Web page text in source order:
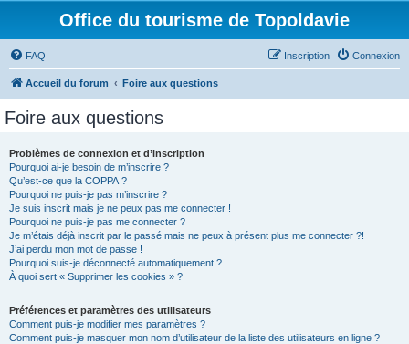
Office du tourisme de Topoldavie
FAQ Connexion
Inscription
Accueil du forum Foire aux questions
Foire aux questions
Problèmes de connexion et d’inscription
Pourquoi ai-je besoin de m’inscrire ?
Qu’est-ce que la COPPA ?
Pourquoi ne puis-je pas m’inscrire ?
Je suis inscrit mais je ne peux pas me connecter !
Pourquoi ne puis-je pas me connecter ?
Je m’étais déjà inscrit par le passé mais ne peux à présent plus me connecter ?!
J’ai perdu mon mot de passe !
Pourquoi suis-je déconnecté automatiquement ?
À quoi sert « Supprimer les cookies » ?
Préférences et paramètres des utilisateurs
Comment puis-je modifier mes paramètres ?
Comment puis-je masquer mon nom d’utilisateur de la liste des utilisateurs en ligne ?